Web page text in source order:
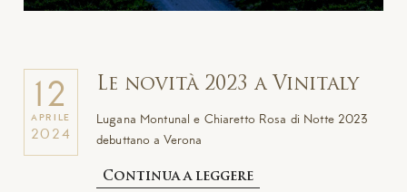
12
APRILE
2024
Le novità 2023 a Vinitaly
Lugana Montunal e Chiaretto Rosa di Notte 2023
debuttano a Verona
Continua a leggere